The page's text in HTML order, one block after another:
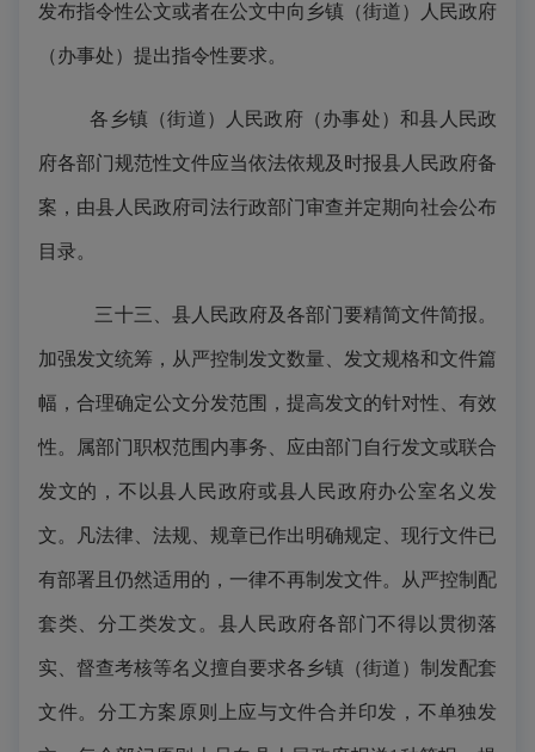
发布指令性公文或者在公文中向乡镇（街道）人民政府
（办事处）提出指令性要求。
各乡镇（街道）人民政府（办事处）和县人民政
府各部门规范性文件应当依法依规及时报县人民政府备
案，由县人民政府司法行政部门审查并定期向社会公布
目录。
三十三、县人民政府及各部门要精简文件简报。
加强发文统筹，从严控制发文数量、发文规格和文件篇
幅，合理确定公文分发范围，提高发文的针对性、有效
性。属部门职权范围内事务、应由部门自行发文或联合
发文的，不以县人民政府或县人民政府办公室名义发
文。凡法律、法规、规章已作出明确规定、现行文件已
有部署且仍然适用的，一律不再制发文件。从严控制配
套类、分工类发文。县人民政府各部门不得以贯彻落
实、督查考核等名义擅自要求各乡镇（街道）制发配套
文件。分工方案原则上应与文件合并印发，不单独发